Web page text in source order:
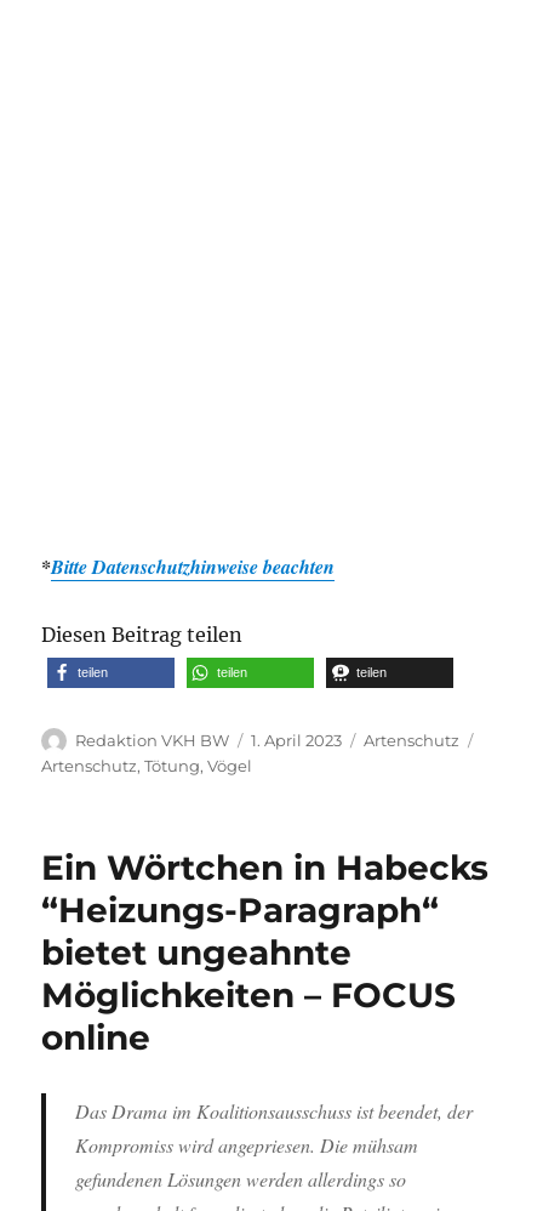
*Bitte Datenschutzhinweise beachten
Diesen Beitrag teilen
teilen teilen teilen
Autor
Redaktion VKH BW
Veröffentlicht
am
1. April 2023 Kategorien
Artenschutz
Artenschutz,Tötung,Vögel
Ein Wörtchen in Habecks
“Heizungs-Paragraph“
bietet ungeahnte
Möglichkeiten – FOCUS
online
Das Drama im Koalitionsausschuss ist beendet, der
Kompromiss wird angepriesen. Die mühsam
gefundenen Lösungen werden allerdings so